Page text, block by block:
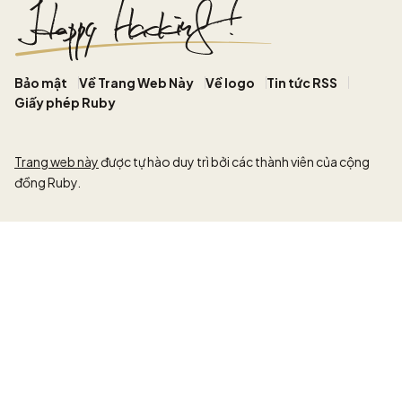
Bảo mật Về Trang Web Này Về logo
Tin tức RSS
Giấy phép Ruby
Trang web nàyđược tự hào duy trì bởi các thành viên của cộng
đồng Ruby.